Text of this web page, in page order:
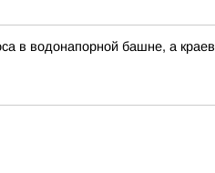
в водонапорной башне, а